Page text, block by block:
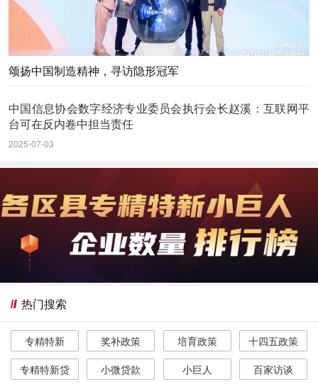
颂扬中国制造精神，寻访隐形冠军
中国信息协会数字经济专业委员会执行会长赵溪：互联网平
台可在反内卷中担当责任
2025-07-03
热门搜索
专精特新 奖补政策 培育政策
十四五政策
专精特新贷
小微贷款 小巨人 百家访谈